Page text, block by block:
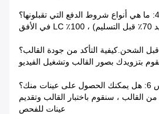
بتزويدك بصور القالب وتشغيل الفيديو
عينات منك؟
من القالب ، سنقوم باختبار القالب وتقديم
عينات للفحص